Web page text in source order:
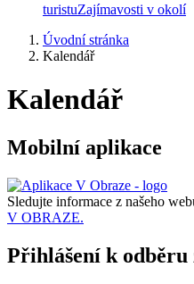
turistuZajímavosti v okolí
Úvodní stránka
Kalendář
Kalendář
Mobilní aplikace
Sledujte informace z našeho
V OBRAZE.
Přihlášení k odběru